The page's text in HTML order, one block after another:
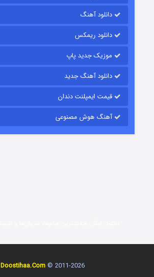
قسمت
شوگر فصل ۲
دانلود آهنگ
دانلود ریمکس
موزیک جدید پاپ
دانلود آهنگ جدید
قیمت ایمپلنت دندان
آهنگ هوش مصنوعی
2011-2026 ©
Doostihaa.Com